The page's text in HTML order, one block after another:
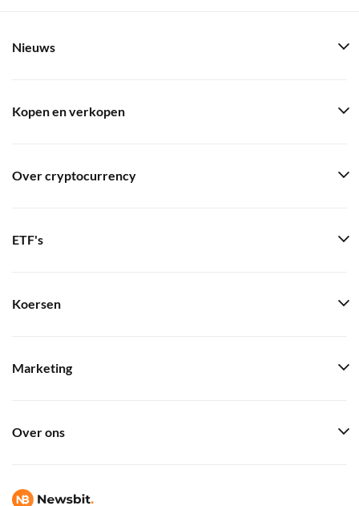
Nieuws
Kopen en verkopen
Over cryptocurrency
ETF's
Koersen
Marketing
Over ons